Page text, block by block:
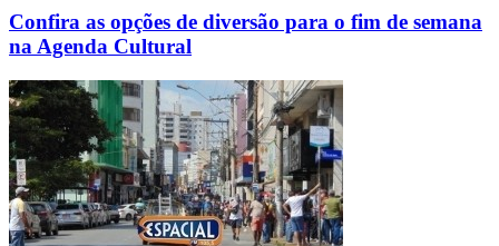
Confira as opções de diversão para o fim de semana
na Agenda Cultural